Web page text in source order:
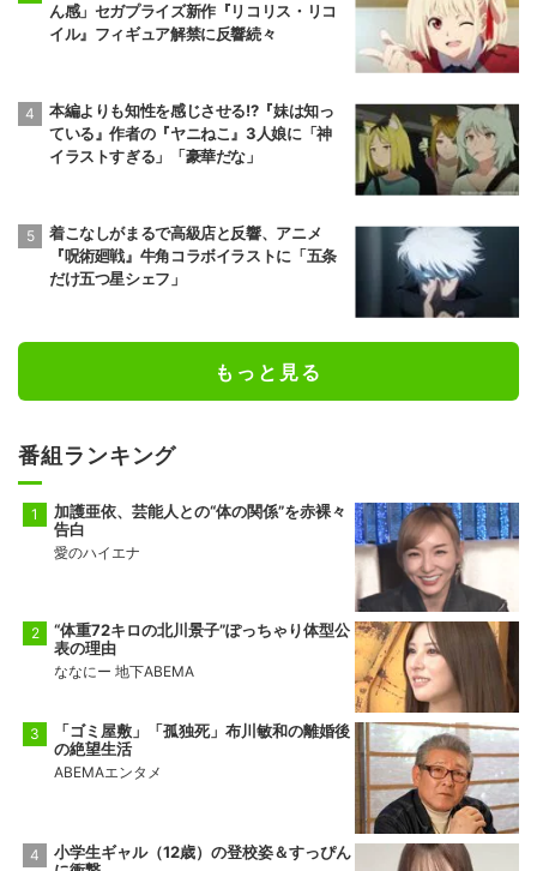
ん感」セガプライズ新作『リコリス・リコ
イル』フィギュア解禁に反響続々
本編よりも知性を感じさせる!?『妹は知っ
ている』作者の『ヤニねこ』3人娘に「神
イラストすぎる」「豪華だな」
着こなしがまるで高級店と反響、アニメ
『呪術廻戦』牛角コラボイラストに「五条
だけ五つ星シェフ」
もっと見る
番組ランキング
加護亜依、芸能人との“体の関係”を赤裸々
告白
愛のハイエナ
“体重72キロの北川景子”ぽっちゃり体型公
表の理由
ななにー 地下ABEMA
「ゴミ屋敷」「孤独死」布川敏和の離婚後
の絶望生活
ABEMAエンタメ
小学生ギャル（12歳）の登校姿＆すっぴん